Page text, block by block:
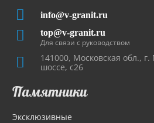
info@v-granit.ru
top@v-granit.ru
Для связи с руководством
141000, Московская обл.,
шоссе, с26
Памятники
Эксклюзивные